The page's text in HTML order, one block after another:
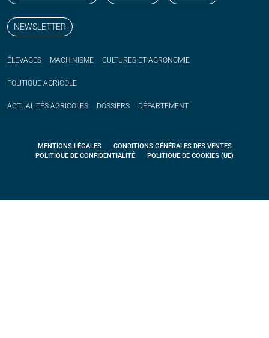
NEWSLETTER
ÉLEVAGES MACHINISME CULTURES ET AGRONOMIE
POLITIQUE AGRICOLE
ACTUALITÉS AGRICOLES DOSSIERS DÉPARTEMENT
MENTIONS LÉGALES
CONDITIONS GÉNÉRALES DES VENTES
POLITIQUE DE CONFIDENTIALITÉ
POLITIQUE DE COOKIES (UE)